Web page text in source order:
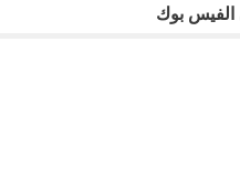
الفيس بوك